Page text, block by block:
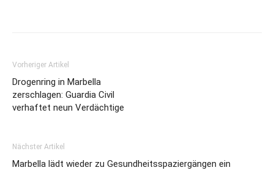
Vorheriger Artikel
Drogenring in Marbella
zerschlagen: Guardia Civil
verhaftet neun Verdächtige
Nächster Artikel
Marbella lädt wieder zu Gesundheitsspaziergängen ein